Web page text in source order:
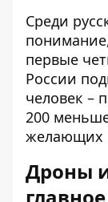
Среди
первые
России
человек –
200
желающих
Дроны